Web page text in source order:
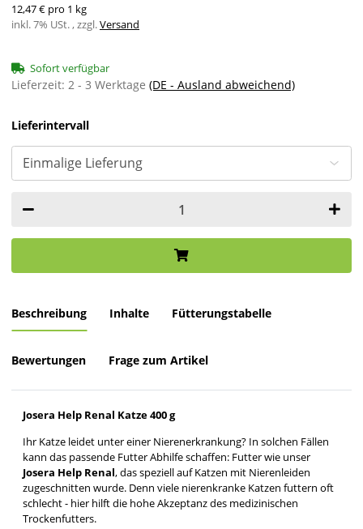
12,47 € pro 1 kg
inkl. 7% USt. , zzgl.Versand
Sofort verfügbar
Lieferzeit: 2 - 3 Werktage (DE - Ausland abweichend)
Lieferintervall
Beschreibung Inhalte Fütterungstabelle
Bewertungen Frage zum Artikel
Josera Help Renal Katze 400 g
Ihr Katze leidet unter einer Nierenerkrankung? In solchen Fällen
kann das passende Futter Abhilfe schaffen: Futter wie unser
Josera Help Renal, das speziell auf Katzen mit Nierenleiden
zugeschnitten wurde. Denn viele nierenkranke Katzen futtern oft
schlecht - hier hilft die hohe Akzeptanz des medizinischen
Trockenfutters.